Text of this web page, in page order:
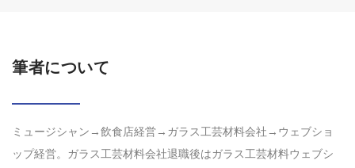
筆者について
ミュージシャン→飲食店経営→ガラス工芸材料会社→ウェブショ
ップ経営。ガラス工芸材料会社退職後はガラス工芸材料ウェブシ